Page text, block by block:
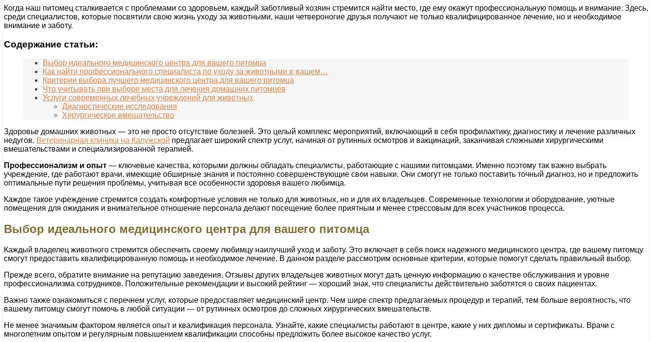
Когда наш питомец сталкивается с проблемами со здоровьем, каждый заботливый хозяин стремится найти место, где ему окажут профессиональную помощь и внимание. Здесь,
среди специалистов, которые посвятили свою жизнь уходу за животными, наши четвероногие друзья получают не только квалифицированное лечение, но и необходимое
внимание и заботу.
Содержание статьи:
Выбор идеального медицинского центра для вашего питомца
Как найти профессионального специалиста по уходу за животными в вашем…
Критерии выбора лучшего медицинского центра для вашего питомца
Что учитывать при выборе места для лечения домашних питомцев
Услуги современных лечебных учреждений для животных
Диагностические исследования
Хирургическое вмешательство
Здоровье домашних животных — это не просто отсутствие болезней. Это целый комплекс мероприятий, включающий в себя профилактику, диагностику и лечение различных
недугов. Ветеринарная клиника на Калужской предлагает широкий спектр услуг, начиная от рутинных осмотров и вакцинаций, заканчивая сложными хирургическими
вмешательствами и специализированной терапией.
Профессионализм и опыт — ключевые качества, которыми должны обладать специалисты, работающие с нашими питомцами. Именно поэтому так важно выбрать
учреждение, где работают врачи, имеющие обширные знания и постоянно совершенствующие свои навыки. Они смогут не только поставить точный диагноз, но и предложить
оптимальные пути решения проблемы, учитывая все особенности здоровья вашего любимца.
Каждое такое учреждение стремится создать комфортные условия не только для животных, но и для их владельцев. Современные технологии и оборудование, уютные
помещения для ожидания и внимательное отношение персонала делают посещение более приятным и менее стрессовым для всех участников процесса.
Выбор идеального медицинского центра для вашего питомца
Каждый владелец животного стремится обеспечить своему любимцу наилучший уход и заботу. Это включает в себя поиск надежного медицинского центра, где вашему питомцу
смогут предоставить квалифицированную помощь и необходимое лечение. В данном разделе рассмотрим основные критерии, которые помогут сделать правильный выбор.
Прежде всего, обратите внимание на репутацию заведения. Отзывы других владельцев животных могут дать ценную информацию о качестве обслуживания и уровне
профессионализма сотрудников. Положительные рекомендации и высокий рейтинг — хороший знак, что специалисты действительно заботятся о своих пациентах.
Важно также ознакомиться с перечнем услуг, которые предоставляет медицинский центр. Чем шире спектр предлагаемых процедур и терапий, тем больше вероятность, что
вашему питомцу смогут помочь в любой ситуации — от рутинных осмотров до сложных хирургических вмешательств.
Не менее значимым фактором является опыт и квалификация персонала. Узнайте, какие специалисты работают в центре, какие у них дипломы и сертификаты. Врачи с
многолетним опытом и регулярным повышением квалификации способны предложить более высокое качество услуг.